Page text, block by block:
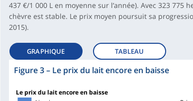
437 €/1 000 L en moyenne sur l’année). Avec 323 775
chèvre est stable. Le prix moyen poursuit sa
2015).
GRAPHIQUE TABLEAU
Figure 3– Le prix du lait encore en baisse
Le prix du lait encore en baisse